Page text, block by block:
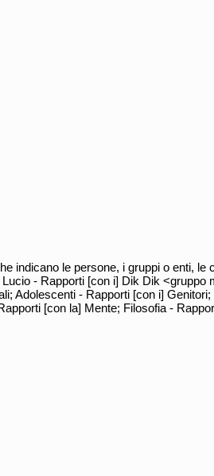
indicano le persone, i gruppi o enti, le
- Rapporti [con i] Dik Dik <gruppo
Adolescenti - Rapporti [con i]
[con la] Mente; Filosofia -